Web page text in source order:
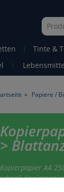
| Tinte &
|
» Papiere /
>
Kopierpapier A4
schnell